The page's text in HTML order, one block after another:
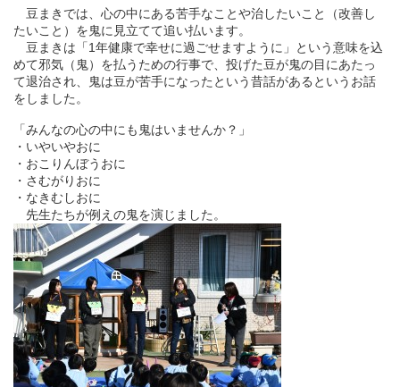
豆まきでは、心の中にある苦手なことや治したいこと（改善し
たいこと）を鬼に見立てて追い払います。
豆まきは「1年健康で幸せに過ごせますように」という意味を込
めて邪気（鬼）を払うための行事で、投げた豆が鬼の目にあたっ
て退治され、鬼は豆が苦手になったという昔話があるというお話
をしました。
「みんなの心の中にも鬼はいませんか？」
・いやいやおに
・おこりんぼうおに
・さむがりおに
・なきむしおに
先生たちが例えの鬼を演じました。